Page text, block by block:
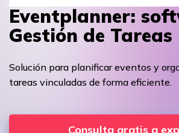
Eventplanner:
Gestión de Tareas
Solución para planificar eventos y
tareas vinculadas de forma eficiente.
Consulta gratis a